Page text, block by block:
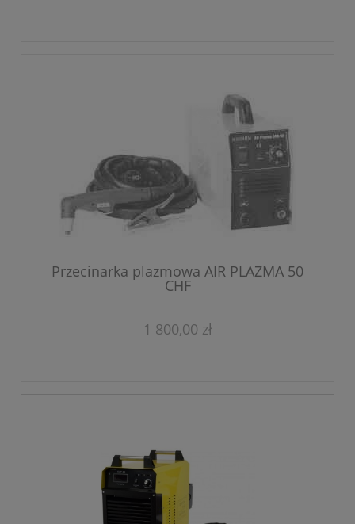
Przecinarka plazmowa AIR PLAZMA 50
CHF
1 800,00 zł